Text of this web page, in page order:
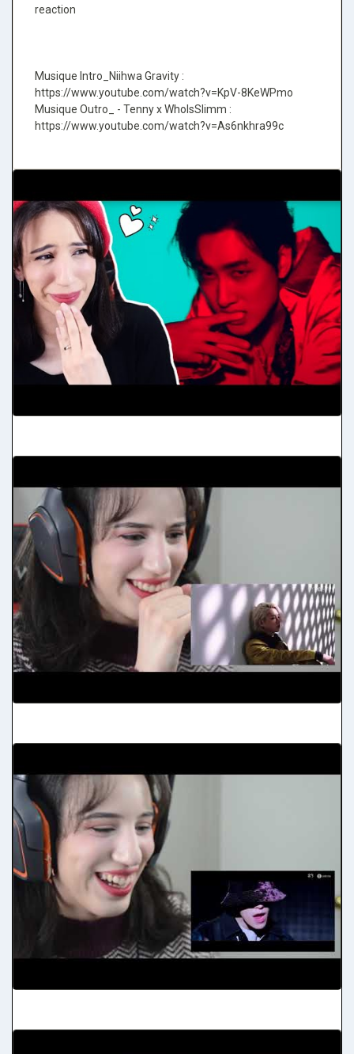
reaction
Musique Intro_Niihwa Gravity :
https://www.youtube.com/watch?v=KpV-8KeWPmo
Musique Outro_ - Tenny x WhoIsSlimm :
https://www.youtube.com/watch?v=As6nkhra99c